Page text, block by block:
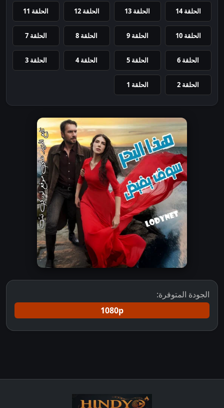
الحلقة 14 الحلقة 13 الحلقة 12 الحلقة 11
الحلقة 10 الحلقة 9 الحلقة 8 الحلقة 7
الحلقة 6 الحلقة 5 الحلقة 4 الحلقة 3
الحلقة 2 الحلقة 1
الجودة المتوفرة:
1080p